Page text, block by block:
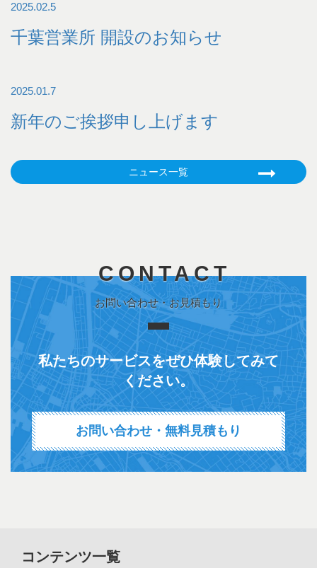
2025.02.5
千葉営業所 開設のお知らせ
2025.01.7
新年のご挨拶申し上げます
ニュース一覧
CONTACT
お問い合わせ・お見積もり
私たちのサービスをぜひ体験してみて
ください。
お問い合わせ・無料見積もり
コンテンツ一覧